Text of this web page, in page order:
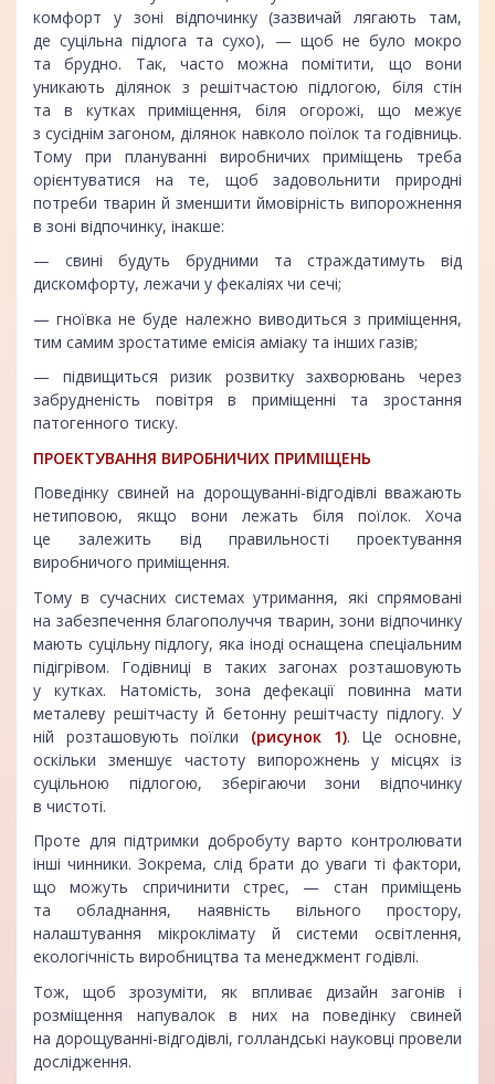
комфорт у зоні відпочинку (зазвичай лягають там,
де суцільна підлога та сухо), — щоб не було мокро
та брудно. Так, часто можна помітити, що вони
уникають ділянок з решітчастою підлогою, біля стін
та в кутках приміщення, біля огорожі, що межує
з сусіднім загоном, ділянок навколо поїлок та годівниць.
Тому при плануванні виробничих приміщень треба
орієнтуватися на те, щоб задовольнити природні
потреби тварин й зменшити ймовірність випорожнення
в зоні відпочинку, інакше:
— свині будуть брудними та страждатимуть від
дискомфорту, лежачи у фекаліях чи сечі;
— гноївка не буде належно виводиться з приміщення,
тим самим зростатиме емісія аміаку та інших газів;
— підвищиться ризик розвитку захворювань через
забрудненість повітря в приміщенні та зростання
патогенного тиску.
ПРОЕКТУВАННЯ ВИРОБНИЧИХ ПРИМІЩЕНЬ
Поведінку свиней на дорощуванні-відгодівлі вважають
нетиповою, якщо вони лежать біля поїлок. Хоча
це залежить від правильності проектування
виробничого приміщення.
Тому в сучасних системах утримання, які спрямовані
на забезпечення благополуччя тварин, зони відпочинку
мають суцільну підлогу, яка іноді оснащена спеціальним
підігрівом. Годівниці в таких загонах розташовують
у кутках. Натомість, зона дефекації повинна мати
металеву решітчасту й бетонну решітчасту підлогу. У
ній розташовують поїлки (рисунок 1). Це основне,
оскільки зменшує частоту випорожнень у місцях із
суцільною підлогою, зберігаючи зони відпочинку
в чистоті.
Проте для підтримки добробуту варто контролювати
інші чинники. Зокрема, слід брати до уваги ті фактори,
що можуть спричинити стрес, — стан приміщень
та обладнання, наявність вільного простору,
налаштування мікроклімату й системи освітлення,
екологічність виробництва та менеджмент годівлі.
Тож, щоб зрозуміти, як впливає дизайн загонів і
розміщення напувалок в них на поведінку свиней
на дорощуванні-відгодівлі, голландські науковці провели
дослідження.